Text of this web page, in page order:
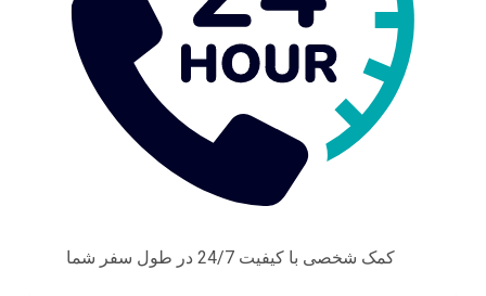
کمک شخصی با کیفیت 24/7 در طول سفر شما